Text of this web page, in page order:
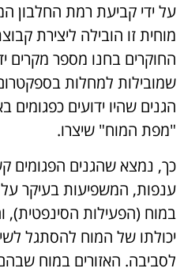
על ידי קביעת רמת החלבון
מוחית זו הובילה ליצירת
החוקרים בחנו מספר מקרים
שמובילות למחלות
הגנים שהיו ידועים כפגומים
"מפת המוח" שיצרו.
כך, נמצא שהגנים הפגומים
ענפות, המשפיעות בעיקר
במוח (הפעילות הסינפטית),
יכולתו של המוח להסתגל
לסביבה. האזורים במוח